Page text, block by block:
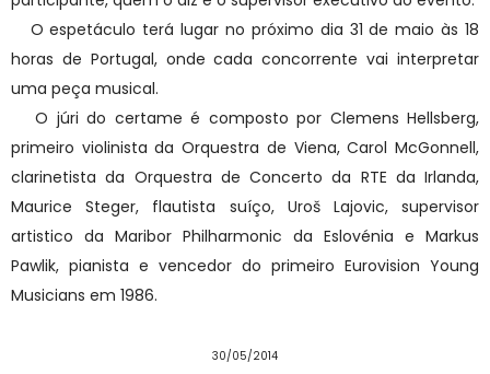
O espetáculo terá lugar no próximo dia 31 de maio às 18
horas de Portugal, onde cada concorrente vai interpretar
uma peça musical.
O júri do certame é composto por Clemens Hellsberg,
primeiro violinista da Orquestra de Viena, Carol McGonnell,
clarinetista da Orquestra de Concerto da RTE da Irlanda,
Maurice Steger, flautista suíço, Uroš Lajovic, supervisor
artistico da Maribor Philharmonic da Eslovénia e Markus
Pawlik, pianista e vencedor do primeiro Eurovision Young
Musicians em 1986.
30/05/2014